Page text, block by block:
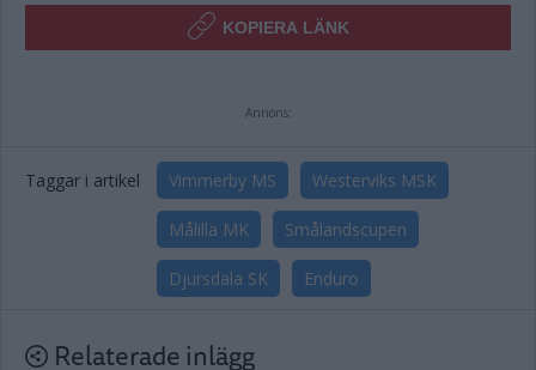
KOPIERA LÄNK
Annons:
Taggar i artikel Vimmerby MS Westerviks MSK
Målilla MK Smålandscupen
Djursdala SK Enduro
Relaterade inlägg